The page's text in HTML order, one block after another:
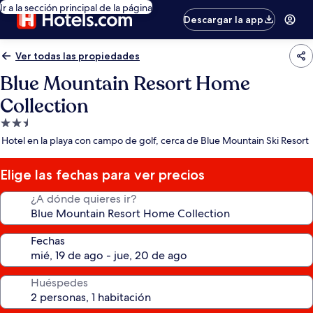
Ir a la sección principal de la página
Descargar la app
Ver todas las propiedades
Blue Mountain Resort Home
Collection
Propiedad
de
estrellas
Hotel en la playa con campo de golf, cerca de Blue Mountain Ski Resort
Elige las fechas para ver precios
¿A dónde quieres ir?
Fechas
Huéspedes